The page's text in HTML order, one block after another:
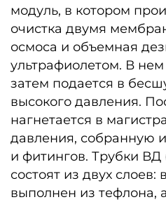
модуль, в котором
очистка двумя
осмоса и объемная
ультрафиолетом. В
затем подается в
высокого давления.
нагнетается в
давления, собранную
и фитингов. Трубки ВД
состоят из двух слоев:
выполнен из тефлона,